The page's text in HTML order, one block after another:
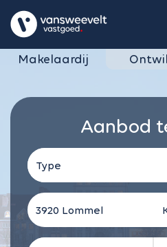
Makelaardij
Aanbod
Type